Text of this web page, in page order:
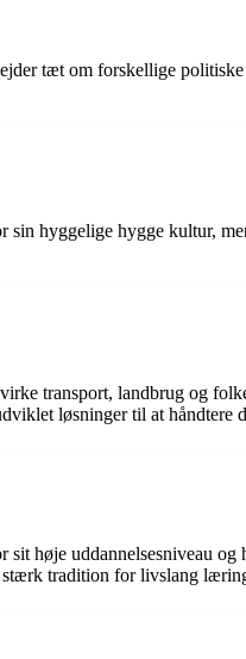
tæt om forskellige
hyggelige hygge kultur,
transport, landbrug og
løsninger til at håndtere
høje uddannelsesniveau og
stærk tradition for livslang